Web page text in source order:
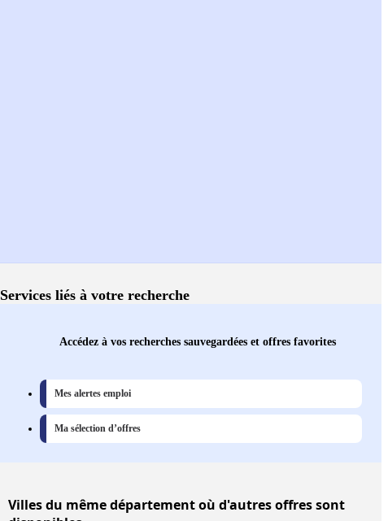
Services liés à votre recherche
Accédez à vos recherches sauvegardées et offres favorites
Mes alertes emploi
Ma sélection d’offres
Villesdu même département où d'autres offres sont